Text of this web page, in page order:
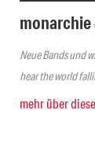
monarchie
Neue Bands und
hear the world
mehr über